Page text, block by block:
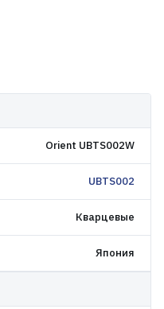
Orient UBTS002W
UBTS002
Кварцевые
Япония